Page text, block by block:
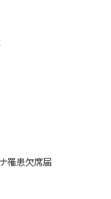
罹患欠席届